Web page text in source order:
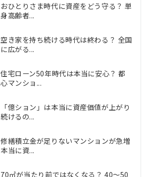
おひとりさま時代に資産をどう守る？ 単
身高齢者...
空き家を持ち続ける時代は終わる？ 全国
に広がる...
住宅ローン50年時代は本当に安心？ 都
心マンショ...
「億ション」は本当に資産価値が上がり
続けるの...
修繕積立金が足りないマンションが急増
本当に資...
70㎡が当たり前ではなくなる？ 40〜50